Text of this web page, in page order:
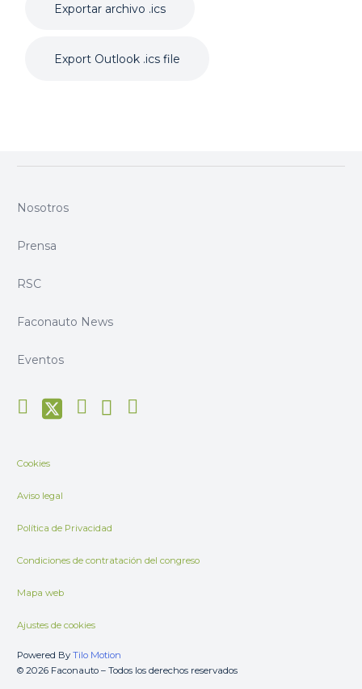
Exportar archivo .ics
Export Outlook .ics file
Nosotros
Prensa
RSC
Faconauto News
Eventos
Powered By Tilo Motion
© 2026 Faconauto – Todos los derechos reservados
Cookies
Aviso legal
Política de Privacidad
Condiciones de contratación del congreso
Mapa web
Ajustes de cookies